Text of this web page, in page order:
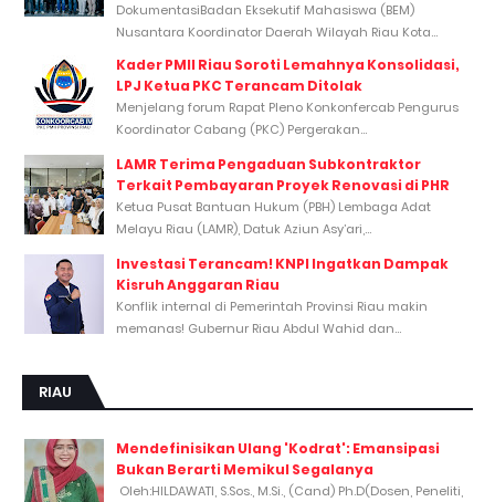
DokumentasiBadan Eksekutif Mahasiswa (BEM)
Nusantara Koordinator Daerah Wilayah Riau Kota...
Kader PMII Riau Soroti Lemahnya Konsolidasi,
LPJ Ketua PKC Terancam Ditolak
Menjelang forum Rapat Pleno Konkonfercab Pengurus
Koordinator Cabang (PKC) Pergerakan...
LAMR Terima Pengaduan Subkontraktor
Terkait Pembayaran Proyek Renovasi di PHR
Ketua Pusat Bantuan Hukum (PBH) Lembaga Adat
Melayu Riau (LAMR), Datuk Aziun Asy’ari,...
Investasi Terancam! KNPI Ingatkan Dampak
Kisruh Anggaran Riau
Konflik internal di Pemerintah Provinsi Riau makin
memanas! Gubernur Riau Abdul Wahid dan...
RIAU
Mendefinisikan Ulang 'Kodrat': Emansipasi
Bukan Berarti Memikul Segalanya
Oleh:HILDAWATI, S.Sos., M.Si., (Cand) Ph.D(Dosen, Peneliti,